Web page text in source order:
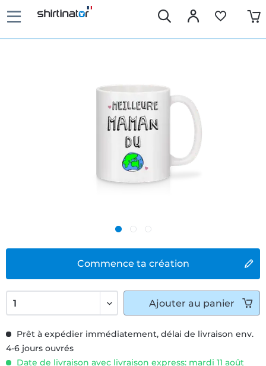
Commence ta création
Prêt à expédier immédiatement, délai de livraison env.
4-6 jours ouvrés
Date de livraison avec livraison express: mardi 11 août
Ajouter au panier